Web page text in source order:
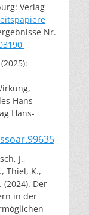
Verlag
Nr.
Hans-
Hans-
J.,
Thiel, K.,
(2024). Der
in der